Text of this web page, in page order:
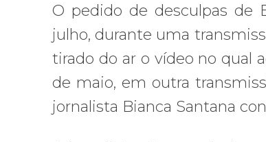
O pedido de desculpas de
julho, durante uma
tirado do ar o vídeo no qual
de maio, em outra
jornalista Bianca Santana